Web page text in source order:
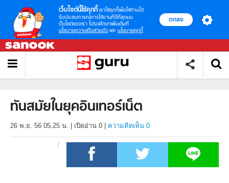
เว็บไซต์นี้ใช้คุกกี้ เราใช้คุกกี้เพื่อให้ท่านได้
รับประสบการณ์การใช้งานที่ดีที่สุดบน
เว็บไซต์ของเรา โปรดศึกษาเพิ่มเติมที่
นโยบายความเป็นส่วนตัว และ นโยบายคุกกี้
ตกลง
ทันสมัยในยุคอินเทอร์เน็ต
26 พ.ย. 56 05.25 น. เปิดอ่าน 0 ความคิดเห็น 0